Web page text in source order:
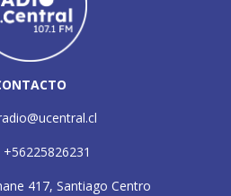
+56225826231
417, Santiago Centro